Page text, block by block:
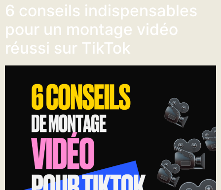
6 conseils indispensables
pour un montage vidéo
réussi sur TikTok